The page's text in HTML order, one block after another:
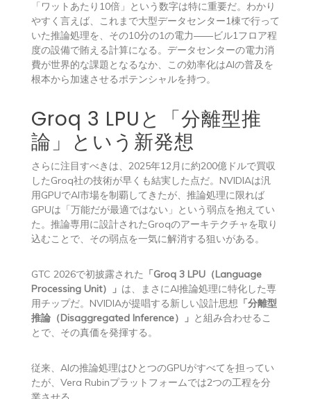
「ワットあたり10倍」という数字は特に重要だ。わかり
やすく言えば、これまで大型データセンター1棟で行って
いた推論処理を、その10分の1の電力――ビル1フロア程
度の設備で賄える計算になる。データセンターの電力消
費が世界的な課題となるなか、この効率化はAIの普及を
根本から加速させるポテンシャルを持つ。
Groq 3 LPUと「分離型推
論」という新発想
さらに注目すべきは、2025年12月に約200億ドルで買収
したGroq社の技術が早くも結実した点だ。NVIDIAは汎
用GPUでAI市場を制覇してきたが、推論処理に限れば
GPUは「万能だが最適ではない」という弱点を抱えてい
た。推論専用に設計されたGroqのアーキテクチャを取り
込むことで、その弱点を一気に解消する狙いがある。
GTC 2026で初披露された 「Groq 3 LPU（Language
Processing Unit）」 は、まさにAI推論処理に特化した専
用チップだ。NVIDIAが提唱する新しい設計思想 「分離型
推論（Disaggregated Inference）」 と組み合わせるこ
とで、その真価を発揮する。
従来、AIの推論処理はひとつのGPUがすべてを担ってい
たが、Vera Rubinプラットフォームでは2つの工程を分